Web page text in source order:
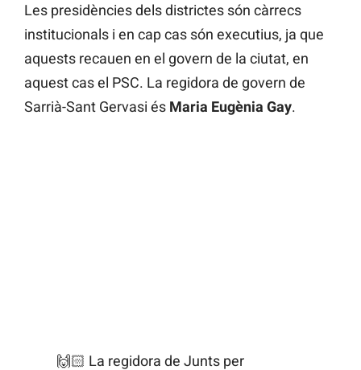
Les presidències dels districtes són càrrecs
institucionals i en cap cas són executius, ja que
aquests recauen en el govern de la ciutat, en
aquest cas el PSC. La regidora de govern de
Sarrià-Sant Gervasi és Maria Eugènia Gay.
🙌🏻 La regidora de Junts per